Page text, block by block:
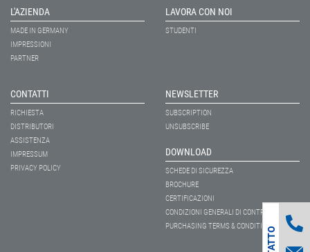
L'AZIENDA
MADE IN GERMANY
IMPRESSIONI
PARTNER
LAVORA CON NOI
STUDENTI
CONTATTI
RICHIESTA
DISTRIBUTORI
ASSISTENZA
IMPRESSUM
PRIVACY POLICY
NEWSLETTER
SUBSCRIPTION
UNSUBSCRIBE
DOWNLOAD
SCHEDE DI SICUREZZA
BROCHURE
CERTIFICAZIONI
CONDIZIONI GENERALI DI CONTRATTO
PURCHASING TERMS & CONDITIONS